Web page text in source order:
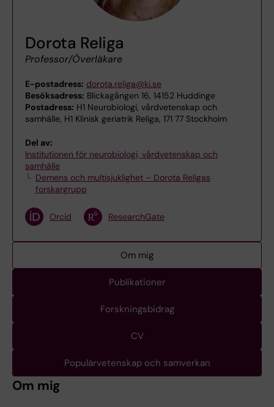
Dorota Religa
Professor/Överläkare
E-postadress: dorota.religa@ki.se
Besöksadress: Blickagången 16, 14152 Huddinge
Postadress: H1 Neurobiologi, vårdvetenskap och
samhälle, H1 Klinisk geriatrik Religa, 171 77 Stockholm
Del av:
Institutionen för neurobiologi, vårdvetenskap och
samhälle
Demens och multisjuklighet – Dorota Religas
forskargrupp
Orcid ResearchGate
Om mig
Publikationer
Forskningsbidrag
CV
Populärvetenskap och samverkan
Om mig